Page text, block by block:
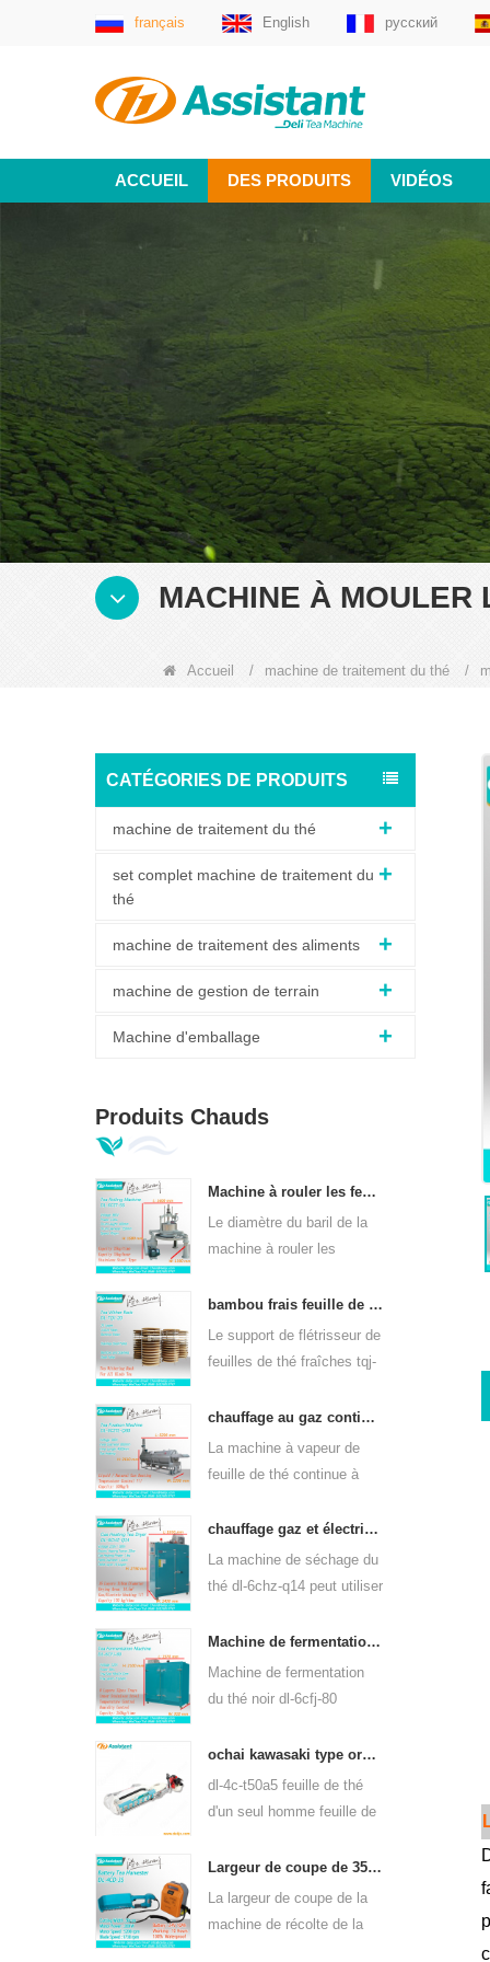
français English русский
ACCUEIL DES PRODUITS VIDÉOS
MACHINE À MOULER
Accueil / machine de traitement du thé /
CATÉGORIES DE PRODUITS
machine de traitement du thé
set complet machine de traitement du
thé
machine de traitement des aliments
machine de gestion de terrain
Machine d'emballage
Produits Chauds
Machine à rouler les feuilles de thé vert orthodoxe 6crt-55
Le diamètre du baril de la
machine à rouler les
55 est de 550 mm, hauteur
de 400 mm, productivité
est 75kg / h
bambou frais feuille de thé wither rack tqj-20
Le support de flétrisseur de
feuilles de thé fraîches tqj-
et en acier inoxydable, peut
être utilisé dans toutes
sortes de thé.
chauffage au gaz continu machine à vapeur à feuilles de thé pour sortes de thé 6cstl-q80
La machine à vapeur de
feuille de thé continue à
q80 peut être utilisée pour
de nombreux types de thé,
tels que le thé vert, le thé
chauffage gaz et électrique machine de séchage de feuilles de thé vert 6chz-q14
La machine de séchage du
thé dl-6chz-q14 peut utiliser
naturel et de l'électricité,
peut sécher tous les types
de thé, tels que le thé vert,
Machine de fermentation de thé noir intelligente 6cfj-80
Machine de fermentation
du thé noir dl-6cfj-80
le traitement du thé noir,
laissez le thé noir
fermenter mieux.
ochai kawasaki type ordinateur de poche un-man feuille de thé plumaison récolte 4c-t50a5
dl-4c-t50a5 feuille de thé
d'un seul homme feuille de
de la machine est 450mm,
500mm, 600mm, utilisez le
moteur à essence
Largeur de coupe de 350mm électrique à piles de feuilles de thé machine à cueillir le thé 4cd-35
La largeur de coupe de la
machine de récolte de la